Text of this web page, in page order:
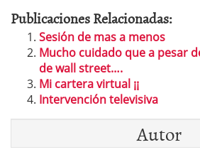
Publicaciones Relacionadas:
Sesión de mas a menos
Mucho cuidado que a pesar
de wall street….
Mi cartera virtual ¡¡
Intervención televisiva
Autor